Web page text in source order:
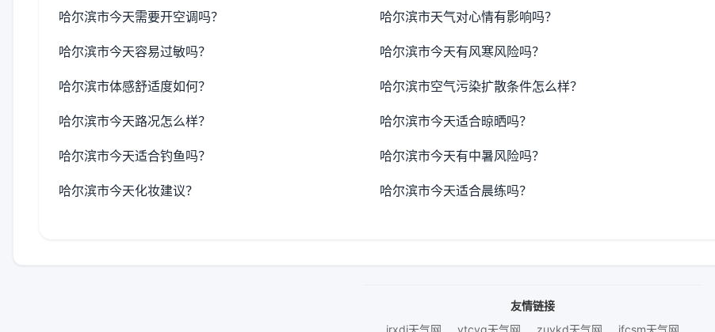
哈尔滨市今天需要开空调吗？ 哈尔滨市天气对心情有影响吗？
哈尔滨市今天容易过敏吗？ 哈尔滨市今天有风寒风险吗？
哈尔滨市体感舒适度如何？ 哈尔滨市空气污染扩散条件怎么样？
哈尔滨市今天路况怎么样？ 哈尔滨市今天适合晾晒吗？
哈尔滨市今天适合钓鱼吗？ 哈尔滨市今天有中暑风险吗？
哈尔滨市今天化妆建议？ 哈尔滨市今天适合晨练吗？
友情链接
jrxdj天气网
ytcyq天气网 zuykd天气网 jfcsm天气网